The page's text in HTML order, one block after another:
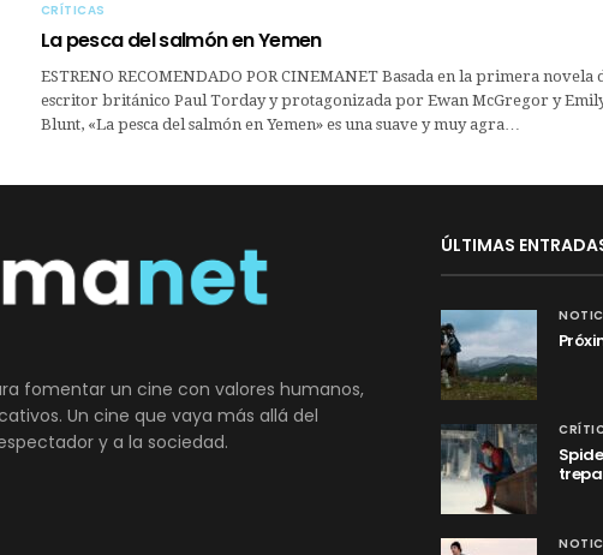
CRÍTICAS
La pesca del salmón en Yemen
ESTRENO RECOMENDADO POR CINEMANET Basada en la primera novela
escritor británico Paul Torday y protagonizada por Ewan McGregor y
Blunt, «La pesca del salmón en Yemen» es una suave y muy agra…
fomentar un cine con valores humanos,
Un cine que vaya más allá del
y a la sociedad.
ÚLTIMAS